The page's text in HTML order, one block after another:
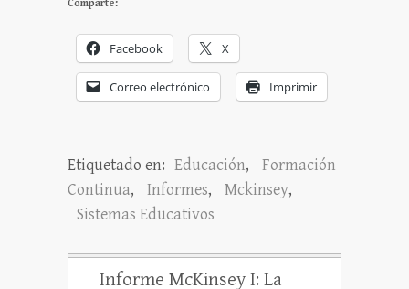
Comparte:
Facebook X
Correo electrónico Imprimir
Etiquetado en: Educación,
Formación
Continua, Informes, Mckinsey,
Sistemas Educativos
Informe McKinsey I: La